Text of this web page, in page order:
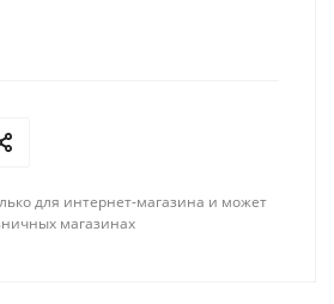
для интернет-магазина и может
магазинах